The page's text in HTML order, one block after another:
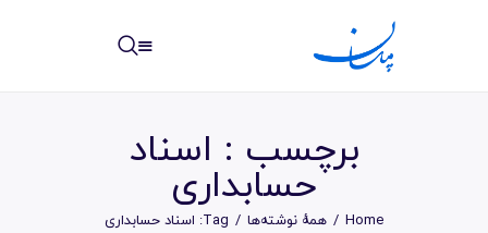
برچسب : اسناد
حسابداری
Home همهٔ نوشته‌ها Tag: اسناد حسابداری